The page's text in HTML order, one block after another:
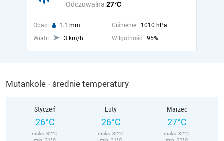
Odczuwalna 27°C
Opad: 1.1 mm Ciśnienie: 1010 hPa
Wiatr:
3 km/h Wilgotność: 95%
Mutankole - średnie temperatury
Styczeń
26°C
maks. 32°C
Luty
26°C
maks. 32°C
Marzec
27°C
maks. 32°C